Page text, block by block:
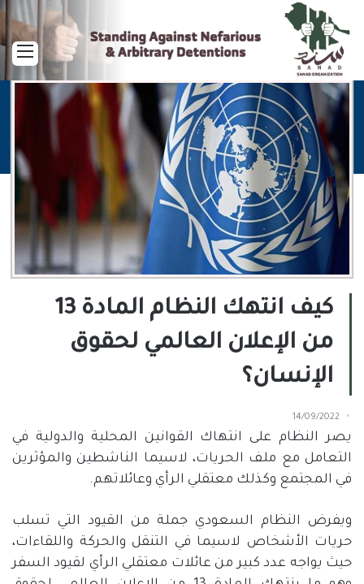
كيف انتهك النظام المادة 13
من الإعلان العالمي لحقوق
الإنسان؟
14/09/2022
يصر النظام على انتهاك القوانين المحلية والدولية في
التعامل مع ملف الحريات، لاسيما الناشطين والمؤثرين
في المجتمع وكذلك معتقلي الرأي وعائلاتهم.
ويفرض النظام السعودي جملة من القيود التي تسلب
حريات الأشخاص لاسيما في التنقل والحركة واللقاءات،
حيث يواجه عدد كبير من عائلات معتقلي الرأي لقيود السفر